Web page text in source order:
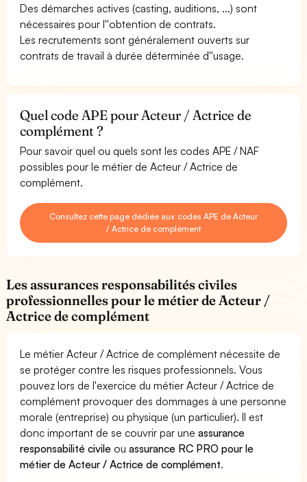
Des démarches actives (casting, auditions, ...) sont
nécessaires pour l''obtention de contrats.
Les recrutements sont généralement ouverts sur
contrats de travail à durée déterminée d''usage.
Quel code APE pour Acteur / Actrice de
complément ?
Pour savoir quel ou quels sont les codes APE / NAF
possibles pour le métier de Acteur / Actrice de
complément.
Consultez cette page dédiée aux codes APE de Acteur
/ Actrice de complément
Les assurances responsabilités civiles
professionnelles pour le métier de Acteur /
Actrice de complément
Le métier Acteur / Actrice de complément nécessite de
se protéger contre les risques professionnels. Vous
pouvez lors de l'exercice du métier Acteur / Actrice de
complément provoquer des dommages à une personne
morale (entreprise) ou physique (un particulier). Il est
donc important de se couvrir par uneassurance
responsabilité civile ouassurance RC PRO pour le
métier de Acteur / Actrice de complément.